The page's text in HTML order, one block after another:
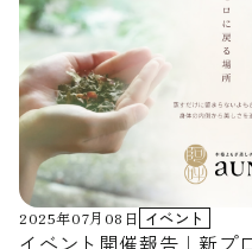
500円 期間：11月末まで【数量限定】 乾燥が気
が気になる方、 季節の変わ
すすめです。 季節の変わり目に、心と体をゆるめる時間を 秋
は、夏にがんばった体をいた
節。 温かな蒸気と心地よい薬草の香りに包まれるひととき
が、 日々の疲れをやさしく
に。 ぜひ、秋だけの香りと温もりをゆったりとお楽しみくだ
さい。
2025年07月08日 イベント
イベント開催報告｜新プ